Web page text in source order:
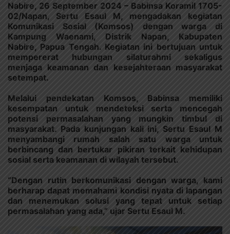
Nabire, 26 September 2024 – Babinsa Koramil 1705-
02/Napan, Sertu Esaul M, mengadakan kegiatan
Komunikasi Sosial (Komsos) dengan warga di
Kampung Waenami, Distrik Napan, Kabupaten
Nabire, Papua Tengah. Kegiatan ini bertujuan untuk
mempererat hubungan silaturahmi sekaligus
menjaga keamanan dan kesejahteraan masyarakat
setempat.
Melalui pendekatan Komsos, Babinsa memiliki
kesempatan untuk mendeteksi serta mencegah
potensi permasalahan yang mungkin timbul di
masyarakat. Pada kunjungan kali ini, Sertu Esaul M
menyambangi rumah salah satu warga untuk
berbincang dan bertukar pikiran terkait kehidupan
sosial serta keamanan di wilayah tersebut.
“Dengan rutin berkomunikasi dengan warga, kami
berharap dapat memahami kondisi nyata di lapangan
dan menemukan solusi yang tepat untuk setiap
permasalahan yang ada,” ujar Sertu Esaul M.